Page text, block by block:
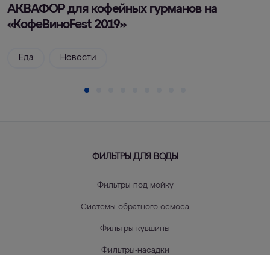
АКВАФОР для кофейных гурманов на
«КофеВиноFest 2019»
Еда Новости
ФИЛЬТРЫ ДЛЯ ВОДЫ
Фильтры под мойку
Системы обратного осмоса
Фильтры-кувшины
Фильтры-насадки